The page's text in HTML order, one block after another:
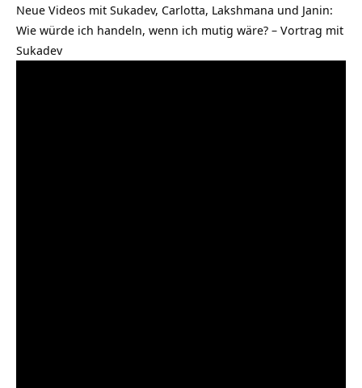
Neue Videos mit Sukadev, Carlotta, Lakshmana und Janin:
Wie würde ich handeln, wenn ich mutig wäre? – Vortrag mit
Sukadev